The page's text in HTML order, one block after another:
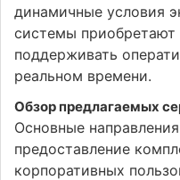
динамичные условия
системы приобретают
поддерживать
реальном времени.
Обзор предлагаемых
Основные
предоставление
корпоративных